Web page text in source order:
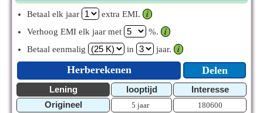
Betaal elk jaar extra EMI.
𝒊
Verhoog EMI elk jaar met
%.
𝒊
Betaal eenmalig
in jaar. 𝒊
Herberekenen Delen
Lening looptijd
Interesse
Origineel
5 jaar 180600